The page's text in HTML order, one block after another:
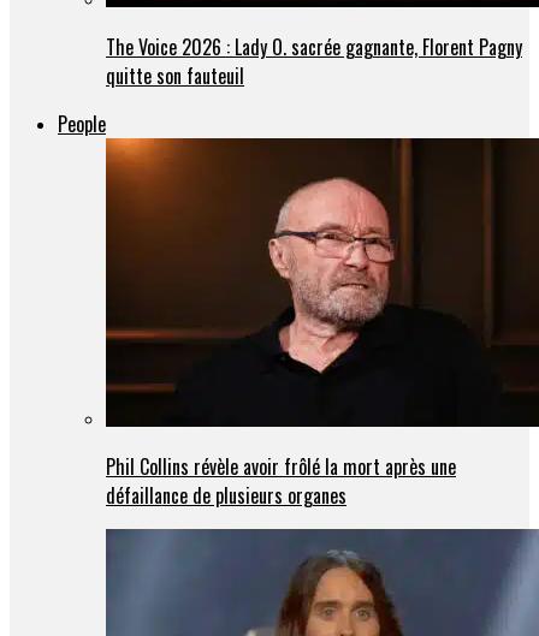
The Voice 2026 : Lady O. sacrée gagnante, Florent Pagny
quitte son fauteuil
People
Phil Collins révèle avoir frôlé la mort après une
défaillance de plusieurs organes